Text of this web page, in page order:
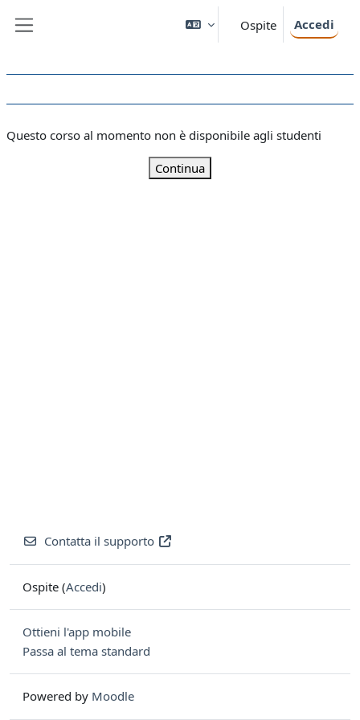
Ospite Accedi
Questo corso al momento non è disponibile agli studenti
Continua
Contatta il supporto
Ospite (Accedi)
Ottieni l'app mobile
Passa al tema standard
Powered by Moodle